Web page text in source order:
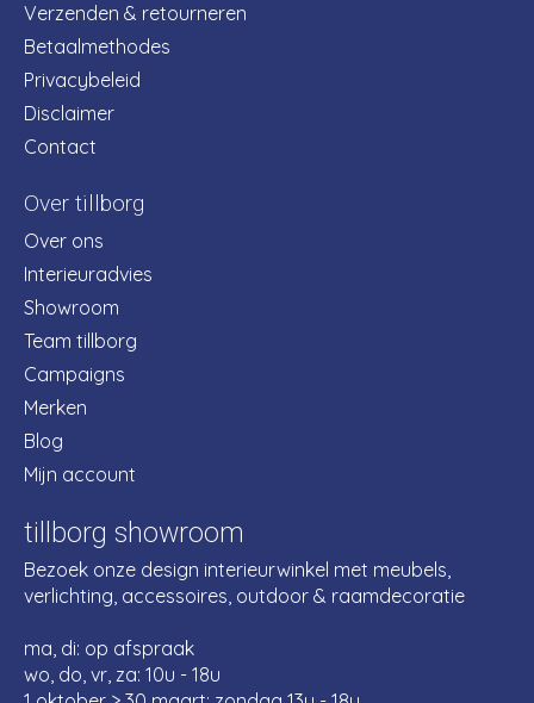
Verzenden & retourneren
Betaalmethodes
Privacybeleid
Disclaimer
Contact
Over tillborg
Over ons
Interieuradvies
Showroom
Team tillborg
Campaigns
Merken
Blog
Mijn account
tillborg showroom
Bezoek onze design interieurwinkel met meubels,
verlichting, accessoires, outdoor & raamdecoratie
ma, di: op afspraak
wo, do, vr, za: 10u - 18u